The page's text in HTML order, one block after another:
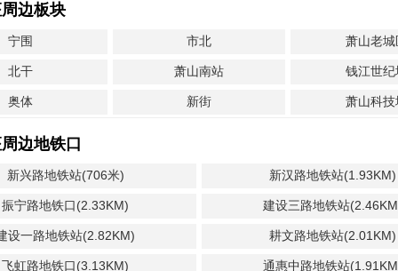
边板块
宁围 市北 萧山老城
北干 萧山南站 钱江世纪
奥体 新街 萧山科技
边地铁口
新兴路地铁站(706米) 新汉路地铁站(1.93KM)
振宁路地铁口(2.33KM) 建设三路地铁站
设一路地铁站(2.82KM) 耕文路地铁站(2.01KM)
飞虹路地铁口(3.13KM) 通惠中路地铁站